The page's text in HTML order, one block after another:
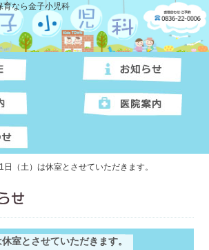
育なら金子小児科
日（土）は休室とさせていただきます。
室とさせていただきます。